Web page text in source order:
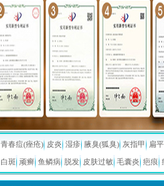
青春痘(痤疮) 皮炎 湿疹 腋臭(狐臭) 灰指甲 扁
白斑 顽癣 鱼鳞病 脱发 皮肤过敏 毛囊炎 疤痕